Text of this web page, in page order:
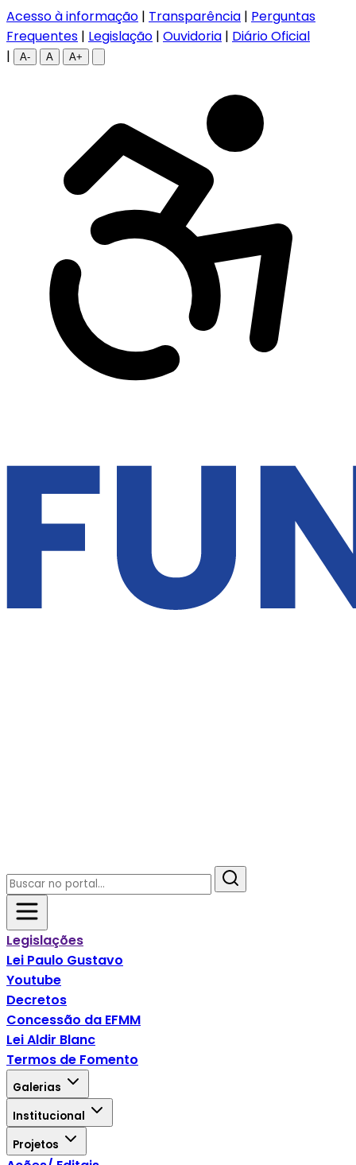
Acesso à informação | Transparência | Perguntas
Frequentes | Legislação | Ouvidoria | Diário Oficial
|
A- A A+
Legislações
Lei Paulo Gustavo
Youtube
Decretos
Concessão da EFMM
Lei Aldir Blanc
Termos de Fomento
Galerias
Institucional
Projetos